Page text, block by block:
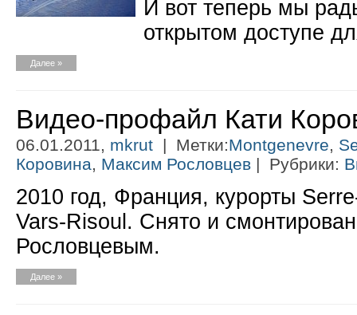
И вот теперь мы
открытом доступе
Далее »
Видео-профайл Кати
06.01.2011, mkrut | Метки:Montgenevre,
Коровина, Максим Рословцев | Рубрики:
2010 год, Франция, курорты
Vars-Risoul. Снято и
Рословцевым.
Далее »